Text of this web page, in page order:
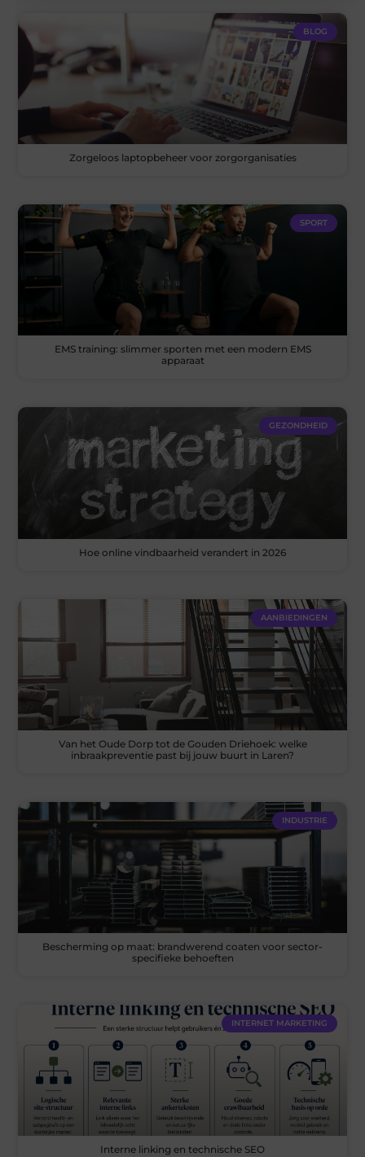
BLOG
Zorgeloos laptopbeheer voor zorgorganisaties
SPORT
EMS training: slimmer sporten met een modern EMS
apparaat
GEZONDHEID
Hoe online vindbaarheid verandert in 2026
AANBIEDINGEN
Van het Oude Dorp tot de Gouden Driehoek: welke
inbraakpreventie past bij jouw buurt in Laren?
INDUSTRIE
Bescherming op maat: brandwerend coaten voor sector-
specifieke behoeften
INTERNET MARKETING
Interne linking en technische SEO